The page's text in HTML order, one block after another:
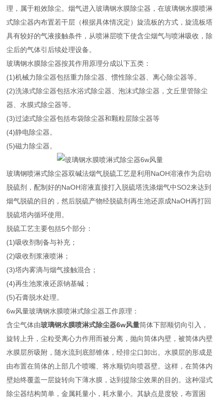
理，属于粗效除尘。烟气进入玻璃钢水膜除尘器，在玻璃钢水膜喷淋
式除尘器内布置若干层（根据具体情况定）旋流板的方式，旋流板塔
具有较好的气液接触条件，从喷淋层喷下使含尘烟气与喷淋吸收，除
尘后的气体引后续处理设备。
玻璃钢水膜除尘器按其作用原理分成以下五类：
(1)机械力除尘器包括重力除尘器、惯性除尘器、离心除尘器等。
(2)洗涤式除尘器包括水浴式除尘器、泡沫式除尘器，文丘里管除尘
器、水膜式除尘器等。
(3)过滤式除尘器包括布袋除尘器和颗粒层除尘器等
(4)静电除尘器。
(5)磁力除尘器。
玻璃钢喷淋式除尘器双碱法烟气脱硫工艺是利用NaOH溶液作为启动
脱硫剂，配制好的NaOH溶液直接打入脱硫塔洗涤烟气中SO2来达到
烟气脱硫的目的，然后脱硫产物经脱硫剂再生池还原成NaOH再打回
脱硫塔内循环使用。
脱硫工艺主要包括5个部分：
(1)吸收剂制备与补充；
(2)吸收剂浆液喷淋；
(3)塔内雾滴与烟气接触混合；
(4)再生池浆液还原钠基碱；
(5)石膏脱水处理。
6w风量玻璃钢水膜喷淋式除尘器工作原理：
含尘气体由玻璃钢水膜喷淋式除尘器6w风量筒体下部顺切向引入，
旋转上升，尘粒受离心力作用而被分离，抛向筒体内壁，被简体内壁
水膜层所吸附，随水流到底部锥体，经排尘口卸出。水膜层的形成是
由布置在筒体的上部几个喷嘴、将水顺切向喷器壁。这样，在简体内
壁始终覆盖一层旋转向下薄水膜，达到提除尘效果的目的。这种湿式
除尘器结构简单，金属耗量小，耗水量小。其缺点是度较，布置困